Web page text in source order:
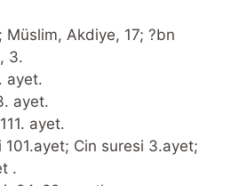
Müslim, Akdiye, 17; ?bn
3.
ayet.
ayet.
ayet.
101.ayet; Cin suresi 3.ayet;
.